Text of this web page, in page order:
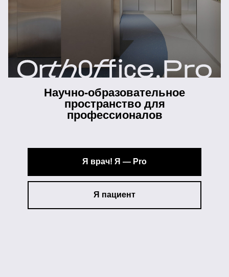
Научно-образовательное
пространство для
профессионалов
Я пациент
Я врач! Я — Pro